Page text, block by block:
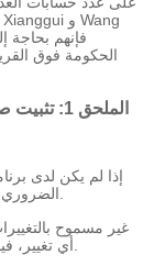
الحكومة فوق